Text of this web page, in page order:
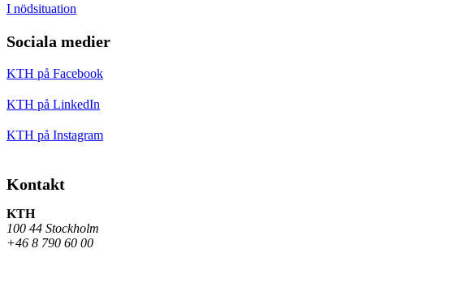
I nödsituation
Sociala medier
KTH på Facebook
KTH på LinkedIn
KTH på Instagram
Kontakt
KTH
100 44 Stockholm
+46 8 790 60 00